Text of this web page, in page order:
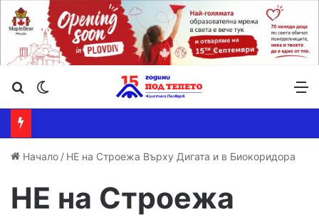
Търсене ...
Начало / НЕ на Строежа Върху Дигата и в Биокоридора
НЕ на Строежа